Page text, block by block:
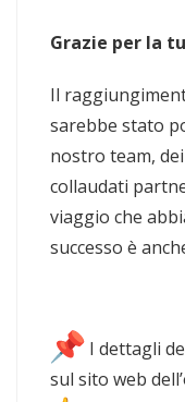
Grazie per la
Il
sarebbe stato
nostro team,
collaudati
viaggio che
successo è
I dettagli
sul sito web